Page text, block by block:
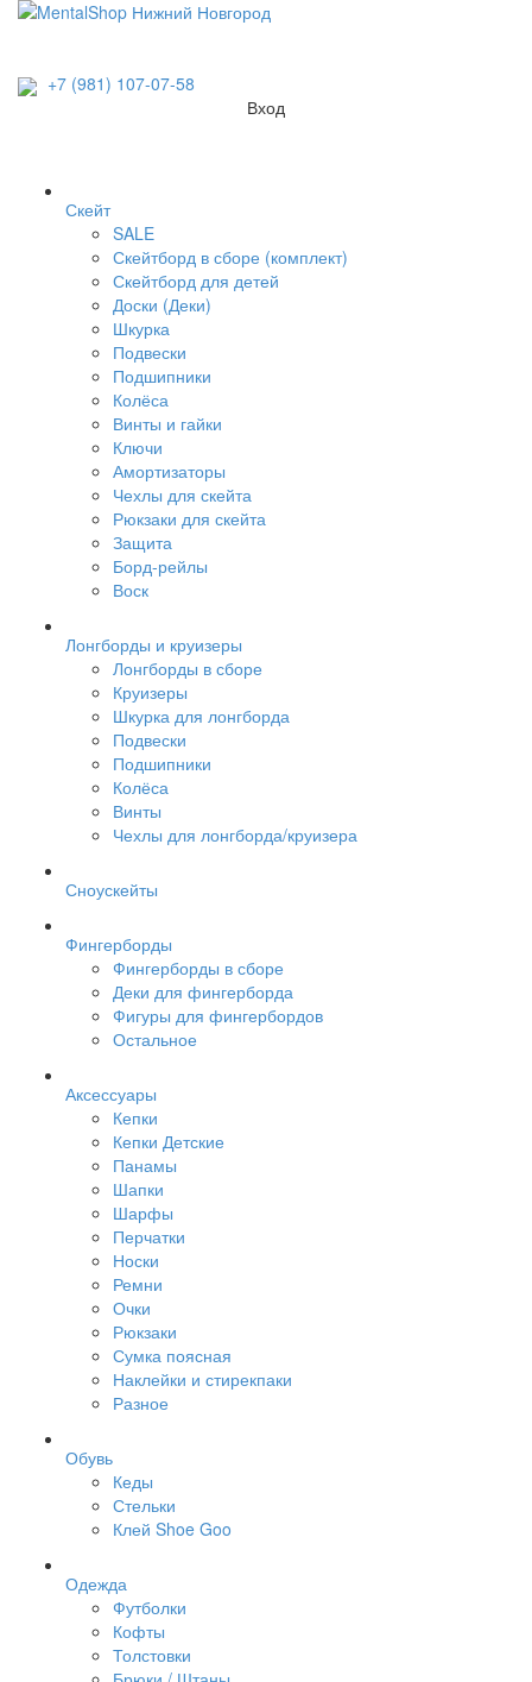
+7 (981) 107-07-58
Вход
Скейт
SALE
Скейтборд в сборе (комплект)
Скейтборд для детей
Доски (Деки)
Шкурка
Подвески
Подшипники
Колёса
Винты и гайки
Ключи
Амортизаторы
Чехлы для скейта
Рюкзаки для скейта
Защита
Борд-рейлы
Воск
Лонгборды и круизеры
Лонгборды в сборе
Круизеры
Шкурка для лонгборда
Подвески
Подшипники
Колёса
Винты
Чехлы для лонгборда/круизера
Сноускейты
Фингерборды
Фингерборды в сборе
Деки для фингерборда
Фигуры для фингербордов
Остальное
Аксессуары
Кепки
Кепки Детские
Панамы
Шапки
Шарфы
Перчатки
Носки
Ремни
Очки
Рюкзаки
Сумка поясная
Наклейки и стирекпаки
Разное
Обувь
Кеды
Стельки
Клей Shoe Goo
Одежда
Футболки
Кофты
Толстовки